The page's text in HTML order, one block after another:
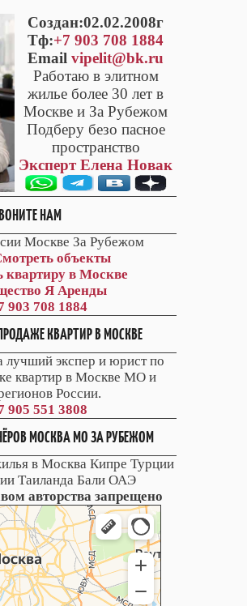
Cоздан:02.02.2008г
Тф:+7 903 708 1884
Emailvipelit@bk.ru
Работаю в элитном
жилье более 30 лет в
Москве и За Рубежом
Подберу безо пасное
пространство
Эксперт Елена Новак
НАМ
Москве За Рубежом
объекты
квартиру в Москве
Я Аренды
903 708 1884
КВАРТИР В МОСКВЕ
экспер и юрист по
квартир в Москве МО и
России.
905 551 3808
МОСКВА МО ЗА РУБЕЖОМ
в Москва Кипре Турции
Таиланда Бали ОАЭ
авторства запрещено